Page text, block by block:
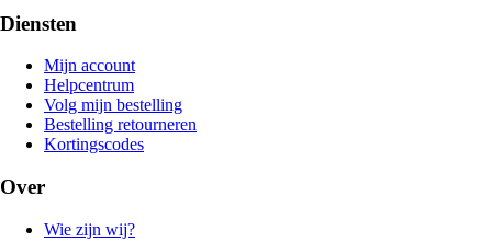
Diensten
Mijn account
Helpcentrum
Volg mijn bestelling
Bestelling retourneren
Kortingscodes
Over
Wie zijn wij?